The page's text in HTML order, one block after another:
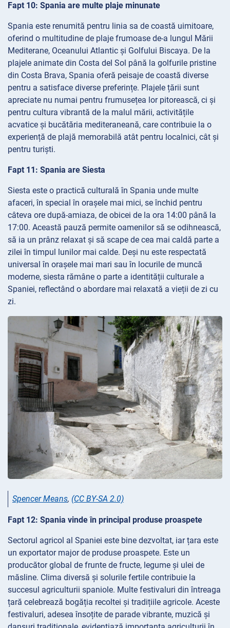
Fapt 10: Spania are multe plaje minunate
Spania este renumită pentru linia sa de coastă uimitoare,
oferind o multitudine de plaje frumoase de-a lungul Mării
Mediterane, Oceanului Atlantic și Golfului Biscaya. De la
plajele animate din Costa del Sol până la golfurile pristine
din Costa Brava, Spania oferă peisaje de coastă diverse
pentru a satisface diverse preferințe. Plajele țării sunt
apreciate nu numai pentru frumusețea lor pitorească, ci și
pentru cultura vibrantă de la malul mării, activitățile
acvatice și bucătăria mediteraneană, care contribuie la o
experiență de plajă memorabilă atât pentru localnici, cât și
pentru turiști.
Fapt 11: Spania are Siesta
Siesta este o practică culturală în Spania unde multe
afaceri, în special în orașele mai mici, se închid pentru
câteva ore după-amiaza, de obicei de la ora 14:00 până la
17:00. Această pauză permite oamenilor să se odihnească,
să ia un prânz relaxat și să scape de cea mai caldă parte a
zilei în timpul lunilor mai calde. Deși nu este respectată
universal în orașele mai mari sau în locurile de muncă
moderne, siesta rămâne o parte a identității culturale a
Spaniei, reflectând o abordare mai relaxată a vieții de zi cu
zi.
Spencer Means, (CC BY-SA 2.0)
Fapt 12: Spania vinde în principal produse proaspete
Sectorul agricol al Spaniei este bine dezvoltat, iar țara este
un exportator major de produse proaspete. Este un
producător global de frunte de fructe, legume și ulei de
măsline. Clima diversă și solurile fertile contribuie la
succesul agriculturii spaniole. Multe festivaluri din întreaga
țară celebrează bogăția recoltei și tradițiile agricole. Aceste
festivaluri, adesea însoțite de parade vibrante, muzică și